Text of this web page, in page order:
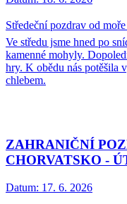
Středeční pozdrav od
Ve středu jsme hned po
kamenné mohyly.
hry. K obědu nás potěšila
chlebem.
ZAHRANIČNÍ
CHORVATSKO -
Datum: 17. 6. 2026